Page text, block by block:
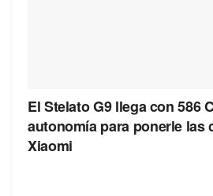
El Stelato G9 llega con 586
autonomía para ponerle las
Xiaomi